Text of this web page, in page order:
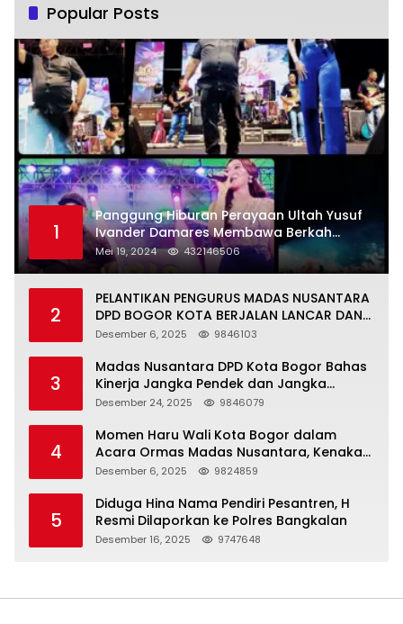
Popular Posts
1
Panggung Hiburan Perayaan Ultah Yusuf
Ivander Damares Membawa Berkah
Warga Kejapanan
Mei 19, 2024 432146506
2
PELANTIKAN PENGURUS MADAS NUSANTARA
DPD BOGOR KOTA BERJALAN LANCAR DAN
KHIDMAT
Desember 6, 2025 9846103
3
Madas Nusantara DPD Kota Bogor Bahas
Kinerja Jangka Pendek dan Jangka
Panjang
Desember 24, 2025 9846079
4
Momen Haru Wali Kota Bogor dalam
Acara Ormas Madas Nusantara, Kenakan
Peci Hitam Tinggi sebagai Simbol
Desember 6, 2025 9824859
5
Diduga Hina Nama Pendiri Pesantren, H
Resmi Dilaporkan ke Polres Bangkalan
Desember 16, 2025 9747648